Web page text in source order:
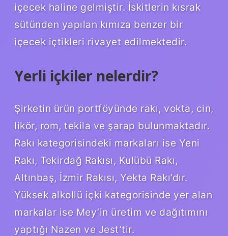
içecek haline gelmiştir. İskitlerin kısrak
sütünden yapılan kımıza benzer bir
içecek içtikleri rivayet edilmektedir.
Yerli içkiler nelerdir?
Şirketin ürün portföyünde rakı, vokta, cin,
likör, rom, tekila ve şarap bulunmaktadır.
Rakı kategorisindeki markaları ise Yeni
Rakı, Tekirdağ Rakısı, Kulübü Rakı,
Altınbaş, İzmir Rakısı, Yekta Rakı’dır.
Yüksek alkollü içki kategorisinde yer alan
markalar ise Mey’in üretim ve dağıtımını
yaptığı Nazen ve Jest’tir.